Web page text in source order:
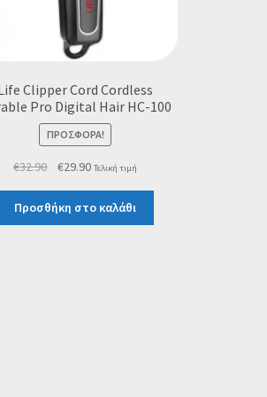
Clipper Cord Cordless
Pro Digital Hair HC-100
ΠΡΟΣΦΟΡΆ!
€32.90
Original
was:
€32.90.
€29.90Η
τιμή
είναι:
Τελική τιμή
Προσθήκη στο καλάθι